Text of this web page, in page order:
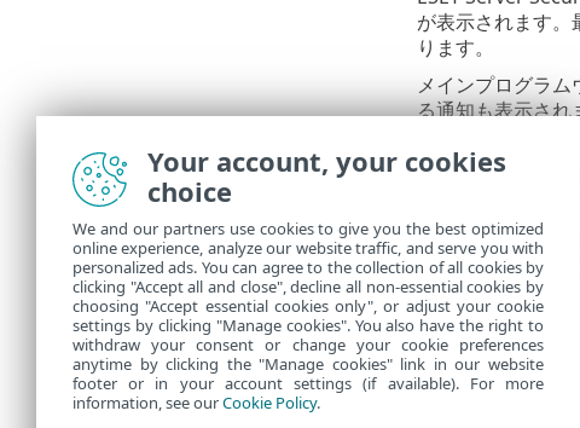
が表示されます。
ります。
メインプログラ
る通知も表示され
また、メインメニ
[製品
ESET
クティベー
Your account, your cookies
choice
We and our partners use cookies to give you the best optimized
online experience, analyze our website traffic, and serve you with
personalized ads. You can agree to the collection of all cookies by
clicking "Accept all and close", decline all non-essential cookies by
choosing "Accept essential cookies only", or adjust your cookie
settings by clicking "Manage cookies". You also have the right to
withdraw your consent or change your cookie preferences
anytime by clicking the "Manage cookies" link in our website
footer or in your account settings (if available). For more
information, see ourCookie Policy.